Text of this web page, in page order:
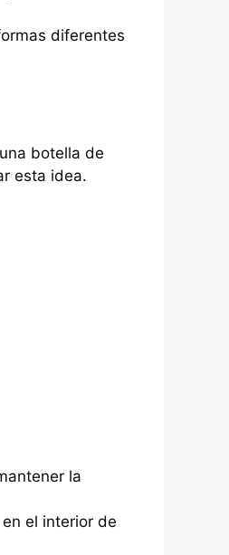
diferentes
botella de
esta idea.
la
el interior de